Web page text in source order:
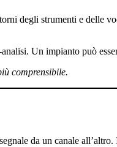
degli strumenti e delle
Un impianto può
comprensibile.
da un canale